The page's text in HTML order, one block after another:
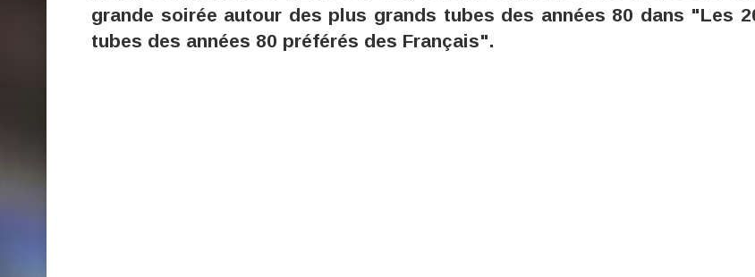
grande soirée autour des plus grands tubes des années 80 dans "Les
tubes des années 80 préférés des Français".